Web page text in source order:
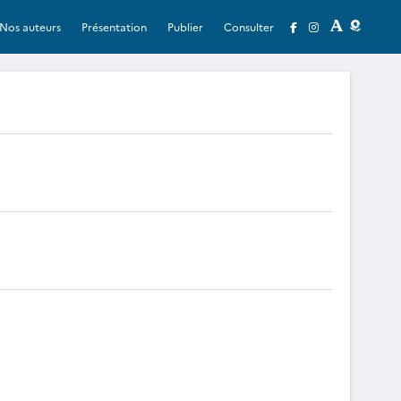
Nos auteurs Présentation Publier Consulter